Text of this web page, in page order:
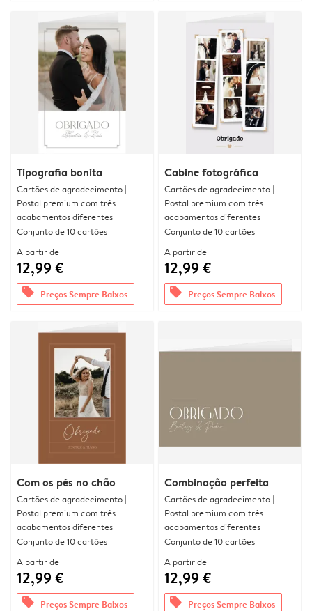
Tipografia bonita
Cartões de agradecimento |
Postal premium com três
acabamentos diferentes
Conjunto de 10 cartões
A partir de
12,99 €
offers Preços Sempre Baixos
Cabine fotográfica
Cartões de agradecimento |
Postal premium com três
acabamentos diferentes
Conjunto de 10 cartões
A partir de
12,99 €
offers Preços Sempre Baixos
Com os pés no chão
Cartões de agradecimento |
Postal premium com três
acabamentos diferentes
Conjunto de 10 cartões
A partir de
12,99 €
offers Preços Sempre Baixos
Combinação perfeita
Cartões de agradecimento |
Postal premium com três
acabamentos diferentes
Conjunto de 10 cartões
A partir de
12,99 €
offers Preços Sempre Baixos